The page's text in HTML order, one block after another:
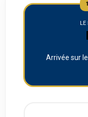
LE
Arrivée sur